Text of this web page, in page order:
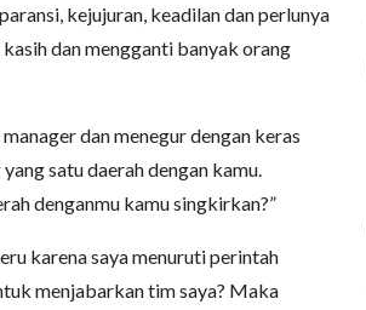
kejujuran, keadilan dan perlunya
dan mengganti banyak orang
dan menegur dengan keras
satu daerah dengan kamu.
denganmu kamu singkirkan?”
karena saya menuruti perintah
menjabarkan tim saya? Maka